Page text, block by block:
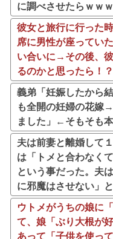
に調べさせたらｗｗ
彼女と旅行に行った
席に男性が座ってい
い合いに→その後、
るのかと思ったら！？
義弟「妊娠したから
も全開の妊婦の花嫁
ました」←そもそも
夫は前妻と離婚して
は「トメと合わなく
という事だった。夫
に邪魔はさせない」
ウトメがうちの娘に
て、娘「ぶり大根が
あって「子供を使っ